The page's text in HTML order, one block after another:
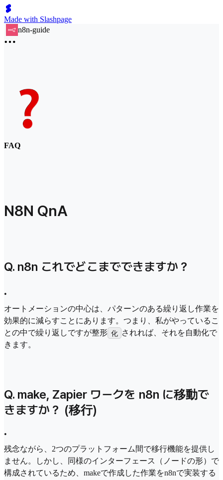
Made with Slashpage
n8n-guide
FAQ
N8N QnA
Q. n8n これでどこまでできますか？
•
オートメーションの中心は、パターンのある繰り返し作業を
効果的に減らすことにあります。つまり、私がやっているこ
との中で繰り返しですが整形 化 されれば、それを自動化で
きます。
Q. make, Zapier ワークを n8n に移動で
きますか？ (移行)
•
残念ながら、2つのプラットフォーム間で移行機能を提供し
ません。しかし、同様のインターフェース（ノードの形）で
構成されているため、makeで作成した作業をn8nで実装する